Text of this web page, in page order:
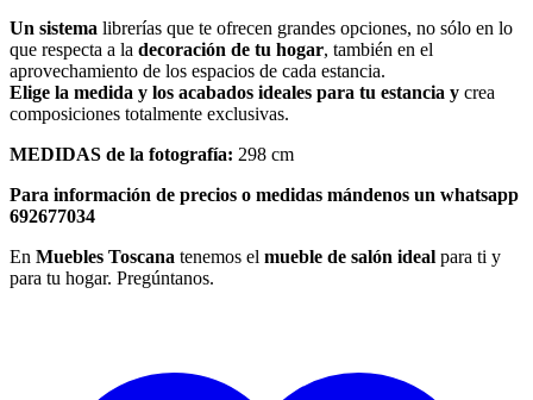
Un sistema librerías que te ofrecen grandes opciones, no sólo en lo
que respecta a la decoración de tu hogar, también en el
aprovechamiento de los espacios de cada estancia.
Elige la medida y los acabados ideales para tu estancia y crea
composiciones totalmente exclusivas.
MEDIDAS de la fotografía: 298 cm
Para información de precios o medidas mándenos un whatsapp
692677034
En Muebles Toscana tenemos el mueble de salón ideal para ti y
para tu hogar. Pregúntanos.